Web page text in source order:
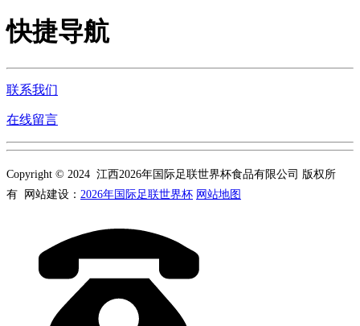
快捷导航
联系我们
在线留言
Copyright © 2024 江西2026年国际足联世界杯食品有限公司 版权所
有 网站建设： 2026年国际足联世界杯 网站地图